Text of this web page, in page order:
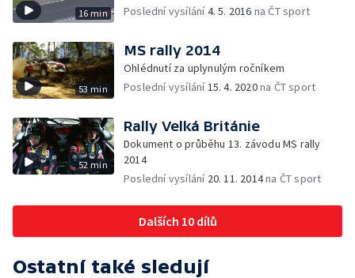
16 min
Poslední vysílání4. 5. 2016 na ČT sport
53 min
MS rally 2014
Ohlédnutí za uplynulým ročníkem
Poslední vysílání15. 4. 2020na ČT sport
52 min
Rally Velká Británie
Dokument o průběhu 13. závodu MS rally
2014
Poslední vysílání 20. 11. 2014na ČT sport
Dalších 10 dílů
Ostatní také sledují